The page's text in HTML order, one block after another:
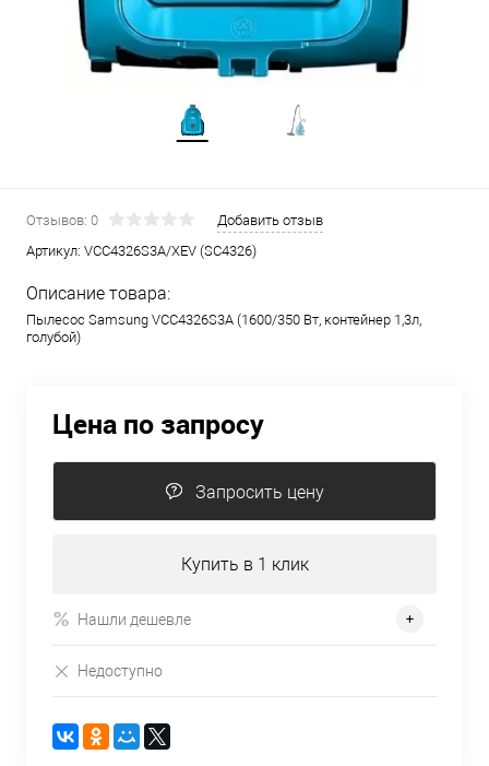
Отзывов: 0
Добавить отзыв
Артикул: VCC4326S3A/XEV (SC4326)
Описание товара:
Пылесос Samsung VCC4326S3A (1600/350 Вт, контейнер 1,3л,
голубой)
Цена по запросу
Запросить цену
Купить в 1 клик
Нашли дешевле
Недоступно